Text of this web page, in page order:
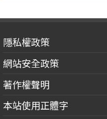
隱私權政策
網站安全政策
著作權聲明
本站使用正體字